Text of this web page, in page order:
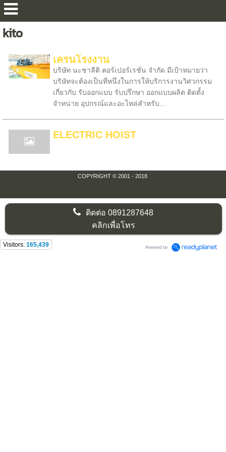
kito
เครนโรงงาน
บริษัท นะชาลีติ คอร์เปอร์เรชั่น จำกัด มีเป้าหมายว่า
บริษัทจะต้องเป็นที่หนึ่งในการให้บริการงานวิศวกรรม
เกี่ยวกับ รับออกแบบ รับปรึกษา ออกแบบผลิต ติดตั้ง
จำหน่าย อุปกรณ์และอะไหล่สำหรับ...
ELECTRIC HOIST
COPYRIGHT © 2001 - 2018
ติดต่อ0891287648
คลิกเพื่อโทร
Visitors: 165,439